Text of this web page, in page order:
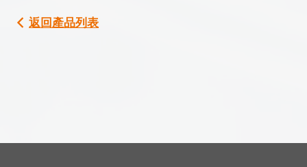
返回產品列表